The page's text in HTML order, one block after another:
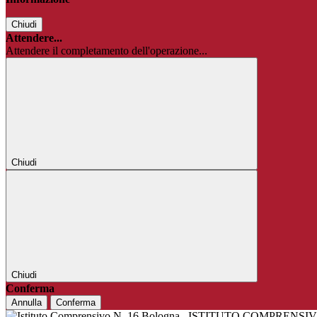
Chiudi
Attendere...
Attendere il completamento dell'operazione...
Chiudi
Chiudi
Conferma
Annulla Conferma